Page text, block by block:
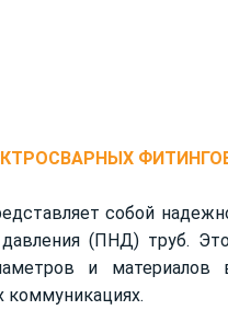
собой
(ПНД) труб.
и материалов
коммуникациях.